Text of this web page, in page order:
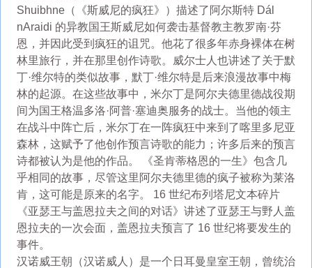
Shuibhne（《斯威尼的疯狂》）描述了阿尔斯特 Dál
nAraidi 的异教国王斯威尼如何袭击基督教主教罗南·芬
恩，并因此受到疯狂的诅咒。他花了很多年赤身裸体在树
林里旅行，并在那里创作诗歌。威尔士人也讲述了关于默
丁·维尔特的类似故事，默丁·维尔特是后来浪漫故事中梅
林的起源。在这些故事中，米尔丁是阿尔夫德里德战役期
间为国王格温多洛·阿普·塞迪奥服务的战士。当他的领主
在战斗中阵亡后，米尔丁在一阵疯狂中来到了喀里多尼亚
森林，这赋予了他创作预言诗歌的能力；许多后来的预言
诗都被认为是他的作品。 《圣肯蒂格恩的一生》包含几
乎相同的故事，尽管这里阿尔夫德里德的疯子被称为莱洛
肯，这可能是原来的名字。 16 世纪布列塔尼文本碎片
《亚瑟王与盖恩拉夫之间的对话》讲述了亚瑟王与野人盖
恩拉夫的一次会面，盖恩拉夫预言了 16 世纪将要发生的
事件。
汉诺威王朝（汉诺威人）是一个日耳曼皇室王朝，曾统治